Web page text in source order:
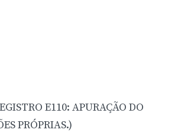
E110: APURAÇÃO DO
PRÓPRIAS.)